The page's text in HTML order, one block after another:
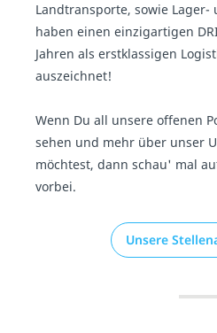
Landtransporte, sowie
haben einen einzigartigen
Jahren als erstklassigen
auszeichnet!
Wenn Du all unsere offenen
sehen und mehr über unser
möchtest, dann schau' mal
vorbei.
Unsere